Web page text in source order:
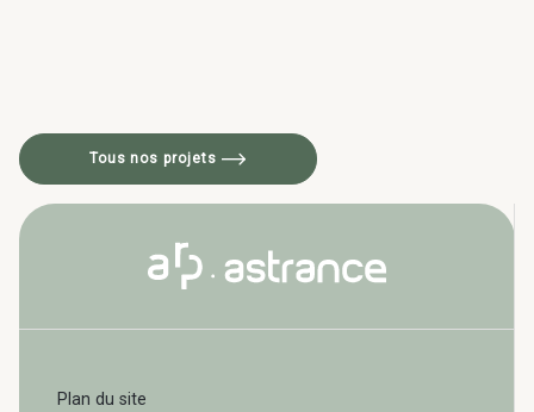
Tous nos projets
Plan du site